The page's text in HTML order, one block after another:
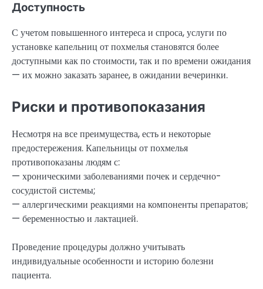
Доступность
С учетом повышенного интереса и спроса, услуги по
установке капельниц от похмелья становятся более
доступными как по стоимости, так и по времени ожидания
— их можно заказать заранее, в ожидании вечеринки.
Риски и противопоказания
Несмотря на все преимущества, есть и некоторые
предостережения. Капельницы от похмелья
противопоказаны людям с:
— хроническими заболеваниями почек и сердечно-
сосудистой системы;
— аллергическими реакциями на компоненты препаратов;
— беременностью и лактацией.
Проведение процедуры должно учитывать
индивидуальные особенности и историю болезни
пациента.